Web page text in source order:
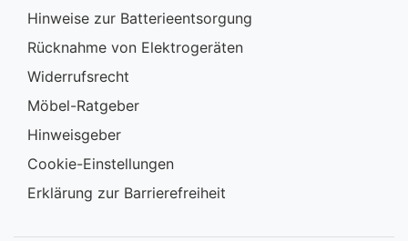
Hinweise zur Batterieentsorgung
Rücknahme von Elektrogeräten
Widerrufsrecht
Möbel-Ratgeber
Hinweisgeber
Cookie-Einstellungen
Erklärung zur Barrierefreiheit